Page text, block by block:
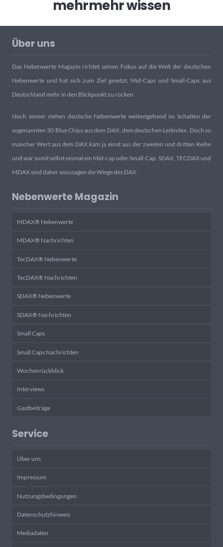
mehrmehr wissen
Über uns
Das Nebenwerte Magazin richtet seinen Fokus auf die Welt der deutschen
Nebenwerte und hat sich zum Ziel gesetzt, Mid-Caps und Small-Caps aus
Deutschland mehr in den Blickpunkt zu rücken.
Noch immer stehen deutsche Nebenwerte weitestgehend im Schatten der
sogenannten 30 Blue Chips aus dem DAX, dem deutschen Leitindex. Doch so
mancher Wert aus dem DAX kam ja einst aus der zweiten und dritten Reihe
und war somit selbst einmal ein Mid-cap oder Small-Cap. SDAX, TECDAX und
MDAX sind daher sozusagen die Wiege des DAX.
Nebenwerte Magazin
MDAX® Nebenwerte
MDAX® Nachrichten
TecDAX® Nebenwerte
TecDAX® Nachrichten
SDAX® Nebenwerte
SDAX® Nachrichten
Small Caps
Small Caps Nachrichten
Wochenrückblick
Interviews
Gastbeiträge
Service
Über uns
Impressum
Nutzungsbedingungen
Datenschutzhinweis
Mediadaten